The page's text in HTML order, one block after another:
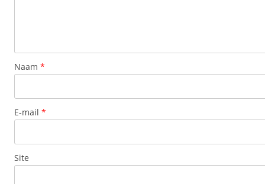
Naam *
E-mail *
Site